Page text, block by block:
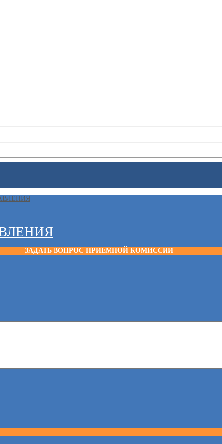
ЗАДАТЬ ВОПРОС ПРИЕМНОЙ КОМИССИИ